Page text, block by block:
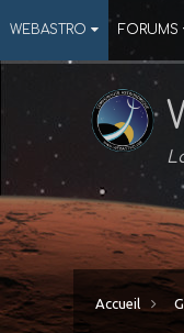
WEBASTRO FORUMS
Accueil